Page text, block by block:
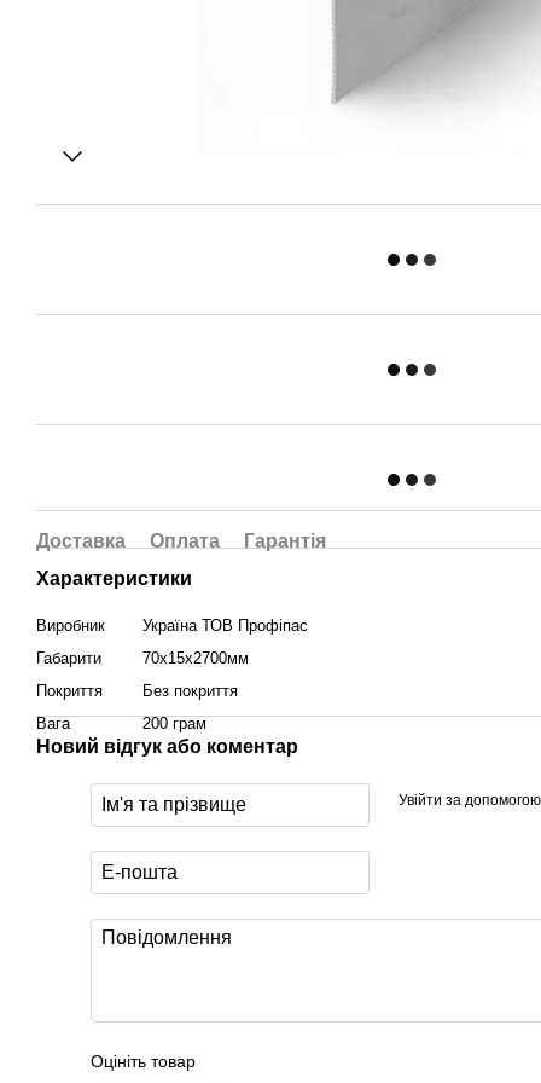
Доставка Оплата
Гарантія
Характеристики
Виробник
Україна ТОВ Профіпас
Габарити
70х15х2700мм
Покриття
Без покриття
Вага
200 грам
Новий відгук або коментар
Увійти за допомогою
Оцініть товар